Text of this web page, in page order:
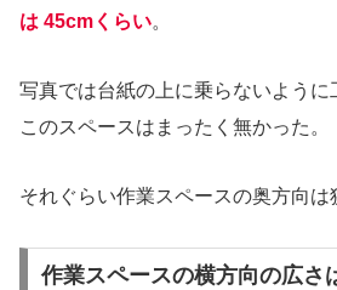
は 45cmくらい。
写真では台紙の上に乗らないように
このスペースはまったく無かった。
それぐらい作業スペースの奥方向は
作業スペースの横方向の広さ